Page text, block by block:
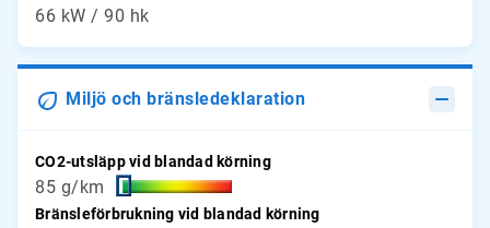
66 kW / 90 hk
Miljö och bränsledeklaration
CO2-utsläpp vid blandad körning
85 g/km
Bränsleförbrukning vid blandad körning